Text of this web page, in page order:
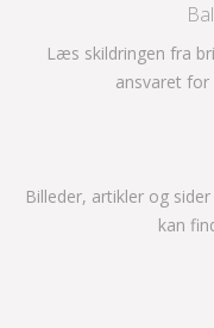
Læs skildringen fra
ansvaret for
Billeder, artikler og
kan